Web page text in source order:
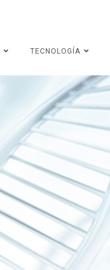
TECNOLOGÍA